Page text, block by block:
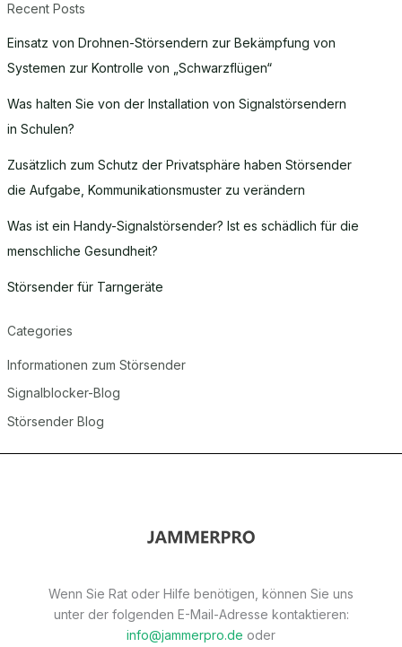
Recent Posts
Einsatz von Drohnen-Störsendern zur Bekämpfung von
Systemen zur Kontrolle von „Schwarzflügen“
Was halten Sie von der Installation von Signalstörsendern
in Schulen?
Zusätzlich zum Schutz der Privatsphäre haben Störsender
die Aufgabe, Kommunikationsmuster zu verändern
Was ist ein Handy-Signalstörsender? Ist es schädlich für die
menschliche Gesundheit?
Störsender für Tarngeräte
Categories
Informationen zum Störsender
Signalblocker-Blog
Störsender Blog
Wenn Sie Rat oder Hilfe benötigen, können Sie uns
unter der folgenden E-Mail-Adresse kontaktieren:
info@jammerpro.de oder